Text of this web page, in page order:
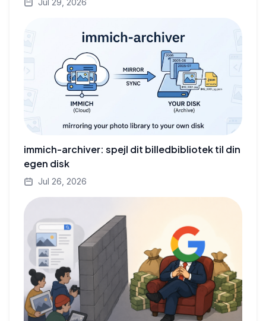
Jul 29, 2026
immich-archiver: spejl dit billedbibliotek til din
egen disk
Jul 26, 2026